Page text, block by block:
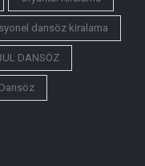
dansöz kiralama
DANSÖZ